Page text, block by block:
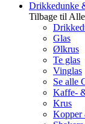
Drikkedunke
Tilbage til
Glas
Ølkrus
Te glas
Vinglas
Se alle
Kaffe-
Krus